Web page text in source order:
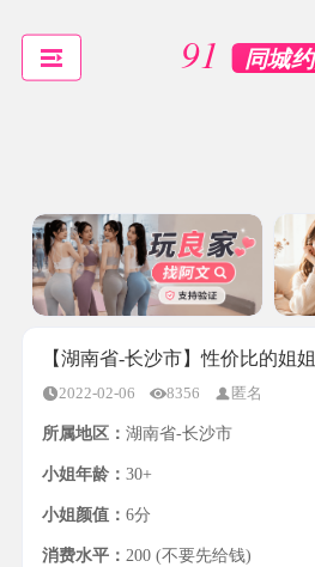
【湖南省-长沙市】性价比的姐姐
2022-02-06 8356 匿名
所属地区： 湖南省-长沙市
小姐年龄： 30+
小姐颜值： 6分
消费水平： 200 (不要先给钱)